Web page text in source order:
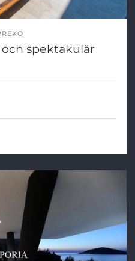
spektakulär